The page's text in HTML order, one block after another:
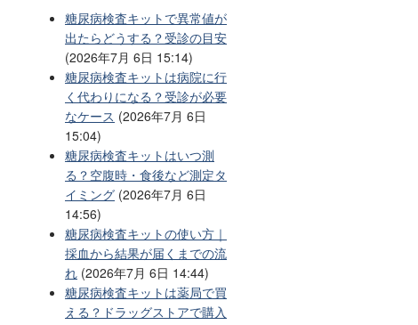
糖尿病検査キットで異常値が
出たらどうする？受診の目安
(2026年7月 6日 15:14)
糖尿病検査キットは病院に行
く代わりになる？受診が必要
なケース (2026年7月 6日
15:04)
糖尿病検査キットはいつ測
る？空腹時・食後など測定タ
イミング (2026年7月 6日
14:56)
糖尿病検査キットの使い方｜
採血から結果が届くまでの流
れ (2026年7月 6日 14:44)
糖尿病検査キットは薬局で買
える？ドラッグストアで購入